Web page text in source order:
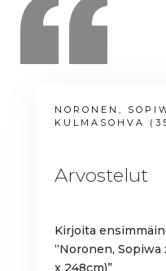
NORONEN,
KULMASOHVA
Arvostelut
Kirjoita
“Noronen,
x 248cm)”